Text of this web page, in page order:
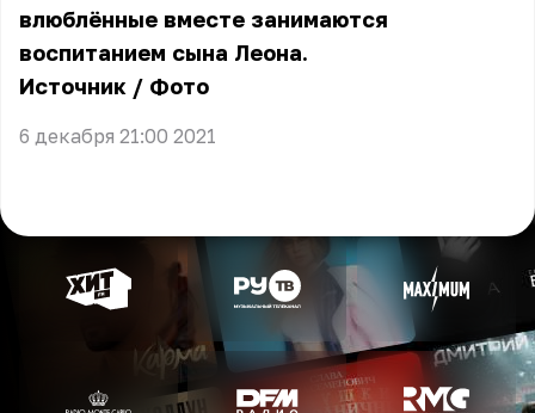
влюблённые вместе занимаются
воспитанием сына Леона.
Источник / Фото
6 декабря 21:00 2021